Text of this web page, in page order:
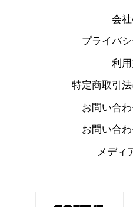
会
プライバ
利
特定商取引
お問い合わ
お問い合わ
メディ